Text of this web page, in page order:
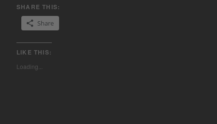
SHARE THIS:
Share
LIKE THIS:
Loading...